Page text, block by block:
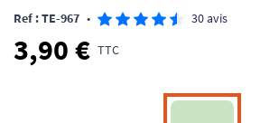
Ref : TE-967 • 30 avis
3,90 € TTC